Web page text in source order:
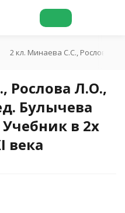
2 кл. Минаева С.С., Рослова
Рослова Л.О.,
Булычева
в 2х
века